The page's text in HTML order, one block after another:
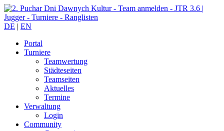
DE | EN
Portal
Turniere
Teamwertung
Städteseiten
Teamseiten
Aktuelles
Termine
Verwaltung
Login
Community